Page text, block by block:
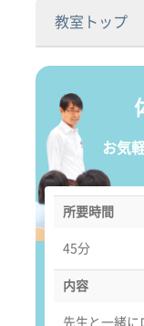
教室トップ
お気
所要時間
45分
内容
先生と一緒に